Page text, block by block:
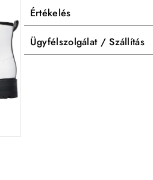
Értékelés
Ügyfélszolgálat / Szállítás